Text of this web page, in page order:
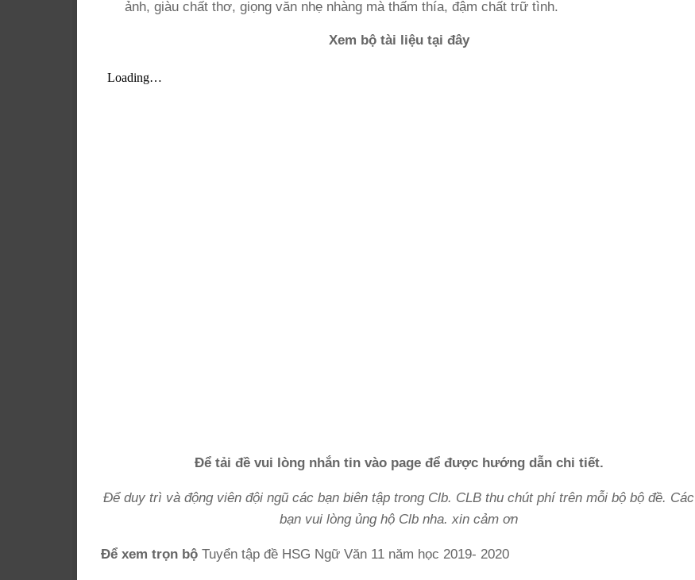
ảnh, giàu chất thơ, giọng văn nhẹ nhàng mà thấm thía, đậm chất trữ tình.
Xem bộ tài liệu tại đây
Để tải đề vui lòng nhắn tin vào page để được hướng dẫn chi tiết.
Để duy trì và động viên đội ngũ các bạn biên tập trong Clb. CLB thu chút phí trên mỗi bộ bộ đề. Các
bạn vui lòng ủng hộ Clb nha. xin cảm ơn
Để xem trọn bộ Tuyển tập đề HSG Ngữ Văn 11 năm học 2019- 2020